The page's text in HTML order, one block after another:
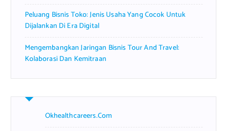
Peluang Bisnis Toko: Jenis Usaha Yang Cocok Untuk
Dijalankan Di Era Digital
Mengembangkan Jaringan Bisnis Tour And Travel:
Kolaborasi Dan Kemitraan
Okhealthcareers.com